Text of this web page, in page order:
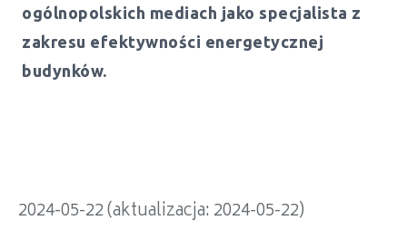
ogólnopolskich mediach jako specjalista z
zakresu efektywności energetycznej
budynków.
2024-05-22 (aktualizacja: 2024-05-22)
Świadectwo energetyczne mieszkanie i